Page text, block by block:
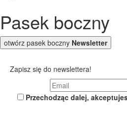
Pasek boczny
otwórz pasek boczny Newsletter
Zapisz się do newslettera!
Przechodząc dalej,